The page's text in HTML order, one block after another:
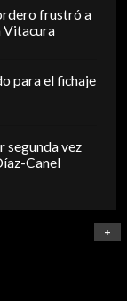
frustró a
Vitacura
para el fichaje
segunda vez
Canel
+